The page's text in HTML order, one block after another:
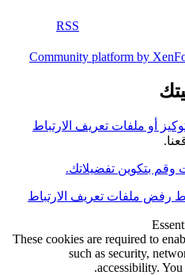
RSS
Community platform by
أو ملفات تعريف الارتباط
وقم بتكوين تفضيلاتك.
رفض ملفات تعريف الارتباط
These cookies are required to
such as security,
accessibility.